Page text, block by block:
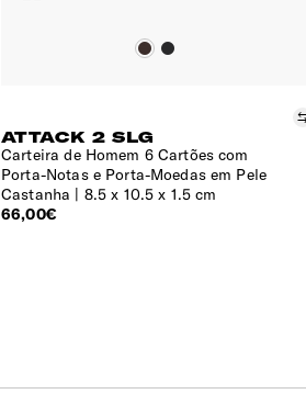
ATTACK 2 SLG
Carteira de Homem 6 Cartões com
Porta-Notas e Porta-Moedas em Pele
Castanha
8.5 x 10.5 x 1.5 cm
66,00€